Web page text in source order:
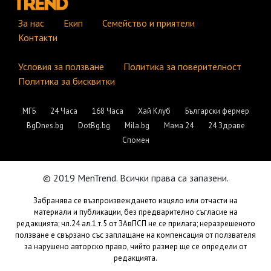
За нас Екип
Семейство и приятели
Контакти
Условия за ползване
Политика за поверителност
Политика за бисквитки
МГБ 24 Часа 168 Часа Хай Клуб
Български фермер
BgDnes.bg
DotBg.bg Mila.bg Мама 24
24 Здраве
Спомен
© 2019 MenTrend. Всички права са запазени.
Забранява се възпроизвеждането изцяло или отчасти на
материали и публикации, без предварително съгласие на
редакцията; чл.24 ал.1 т.5 от ЗАвПСП не се прилага; неразрешеното
ползване е свързано със заплащане на компенсация от ползвателя
за нарушено авторско право, чийто размер ще се определи от
редакцията.